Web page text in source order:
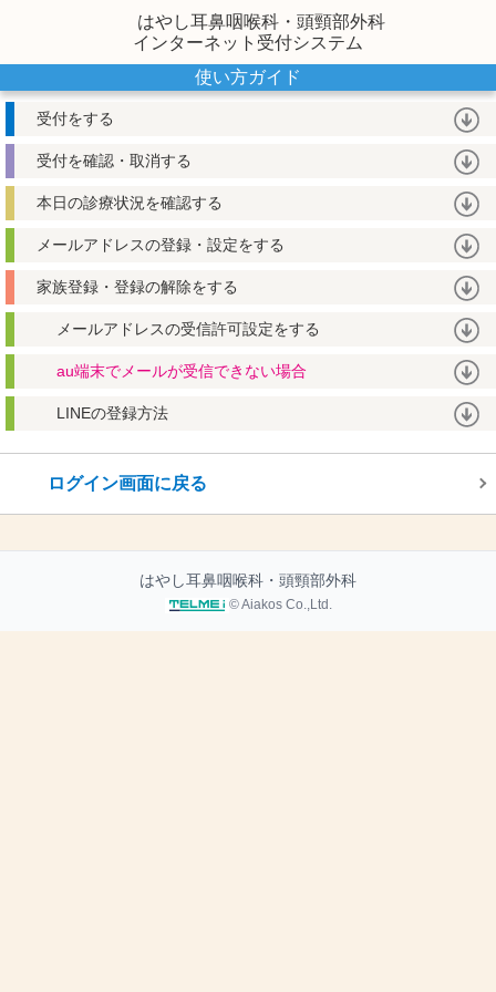
はやし耳鼻咽喉科・頭頸部外科
インターネット受付システム
使い方ガイド
受付をする
受付を確認・取消する
本日の診療状況を確認する
メールアドレスの登録・設定をする
家族登録・登録の解除をする
メールアドレスの受信許可設定をする
au端末でメールが受信できない場合
LINEの登録方法
ログイン画面に戻る
はやし耳鼻咽喉科・頭頸部外科
© Aiakos Co.,Ltd.